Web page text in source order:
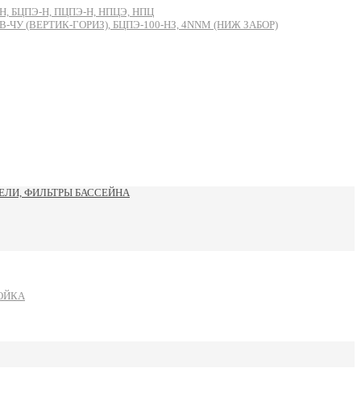
БЦПЭ-Н, ПЦПЭ-Н, НПЦЭ, НПЦ
(ВЕРТИК-ГОРИЗ), БЦПЭ-100-НЗ, 4NNM (НИЖ ЗАБОР)
ФИЛЬТРЫ БАССЕЙНА